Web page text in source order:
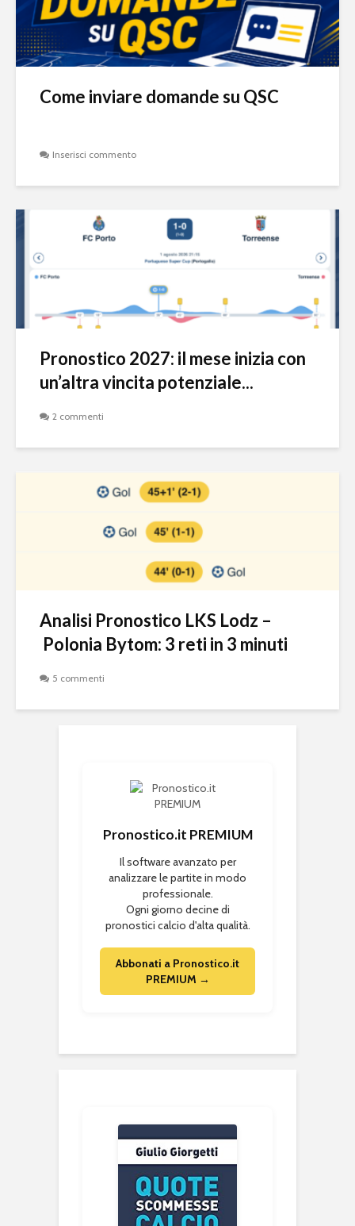
Come inviare domande su QSC
Inserisci commento
Pronostico 2027: il mese inizia con
un’altra vincita potenziale...
2 commenti
Analisi Pronostico LKS Lodz –
Polonia Bytom: 3 reti in 3 minuti
5 commenti
Pronostico.it PREMIUM
Il software avanzato per
analizzare le partite in modo
professionale.
Ogni giorno decine di
pronostici calcio d'alta qualità.
Abbonati a Pronostico.it
PREMIUM →